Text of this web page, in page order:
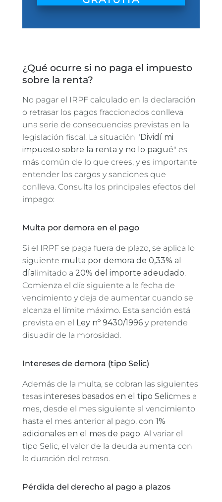
¿Qué ocurre si no paga el impuesto
sobre la renta?
No pagar el IRPF calculado en la declaración
o retrasar los pagos fraccionados conlleva
una serie de consecuencias previstas en la
legislación fiscal. La situación " Dividí mi
impuesto sobre la renta y no lo pagué" es
más común de lo que crees, y es importante
entender los cargos y sanciones que
conlleva. Consulta los principales efectos del
impago:
Multa por demora en el pago
Si el IRPF se paga fuera de plazo, se aplica lo
siguiente multa por demora de 0,33% al
día limitado a 20% del importe adeudado.
Comienza el día siguiente a la fecha de
vencimiento y deja de aumentar cuando se
alcanza el límite máximo. Esta sanción está
prevista en el
Ley nº 9430/1996 y pretende
disuadir de la morosidad.
Intereses de demora (tipo Selic)
Además de la multa, se cobran las siguientes
tasas intereses basados en el tipo Selicmes a
mes, desde el mes siguiente al vencimiento
hasta el mes anterior al pago, con 1%
adicionales en el mes de pago. Al variar el
tipo Selic, el valor de la deuda aumenta con
la duración del retraso.
Pérdida del derecho al pago a plazos